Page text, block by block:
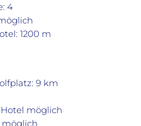
4
1200 m
9 km
möglich
möglich